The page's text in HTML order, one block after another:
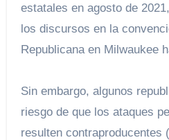
estatales en agosto de
los discursos en la
Republicana en Milwaukee
Sin embargo, algunos
riesgo de que los ataques
resulten contraproducentes